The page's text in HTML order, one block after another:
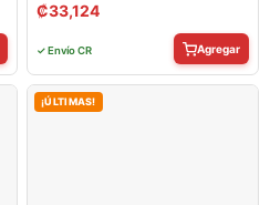
₡33,124
✓ Envío CR Agregar
¡ÚLTIMAS!